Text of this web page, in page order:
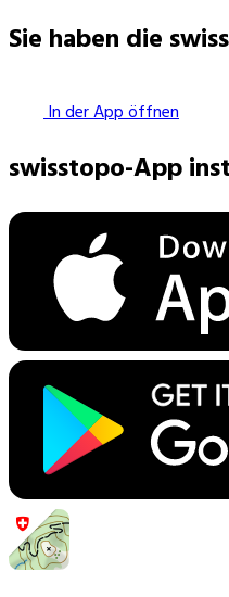
Sie haben die
In der App öffnen
swisstopo-App